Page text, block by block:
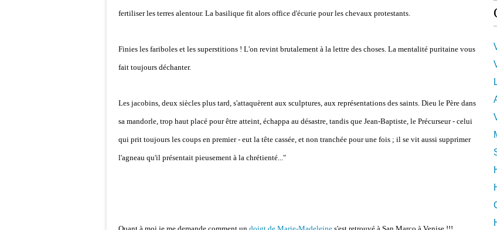
fertiliser les terres alentour. La basilique fit alors office d'écurie pour les chevaux protestants.
Finies les fariboles et les superstitions ! L'on revint brutalement à la lettre des choses. La mentalité puritaine vous
fait toujours déchanter.
Les jacobins, deux siècles plus tard, s'attaquèrent aux sculptures, aux représentations des saints. Dieu le Père dans
sa mandorle, trop haut placé pour être atteint, échappa au désastre, tandis que Jean-Baptiste, le Précurseur - celui
qui prit toujours les coups en premier - eut la tête cassée, et non tranchée pour une fois ; il se vit aussi supprimer
l'agneau qu'il présentait pieusement à la chrétienté..."